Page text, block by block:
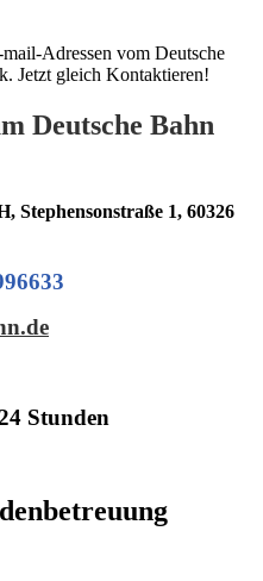
Adressen vom Deutsche
Jetzt gleich Kontaktieren!
Deutsche Bahn
Stephensonstraße 1, 60326
Stunden